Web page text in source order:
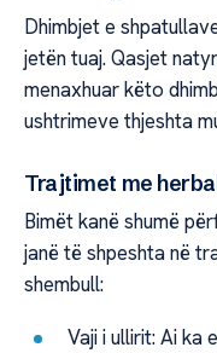
Dhimbjet e
jetën tuaj. Qasjet
menaxhuar këto
ushtrimeve thjeshta
Trajtimet me
Bimët kanë shumë
janë të shpeshta në
shembull:
Vaji i ullirit: Ai ka